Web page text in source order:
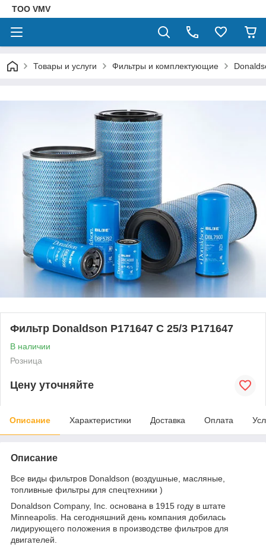
ТОО VMV
Товары и услуги Фильтры и комплектующие
Фильтр Donaldson P171647 C 25/3 P171647
В наличии
Розница
Цену уточняйте
Описание Характеристики Доставка Оплата
Описание
Все виды фильтров Donaldson (воздушные, масляные,
топливные фильтры для спецтехники )
Donaldson Company, Inc. основана в 1915 году в штате
Minneapolis. На сегодняшний день компания добилась
лидирующего положения в производстве фильтров для
двигателей.